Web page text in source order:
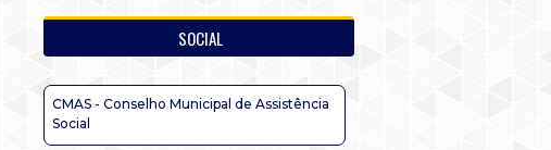
SOCIAL
CMAS - Conselho Municipal de Assistência
Social